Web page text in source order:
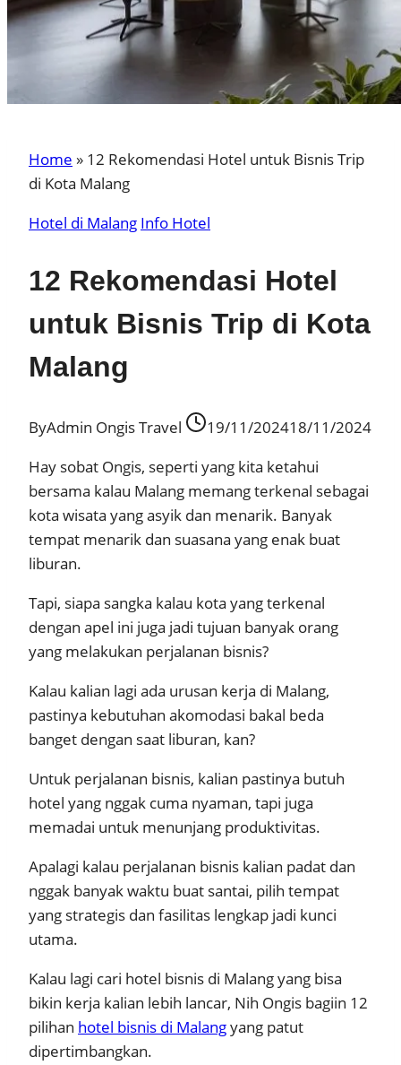
Home » 12 Rekomendasi Hotel untuk Bisnis Trip
di Kota Malang
Hotel di Malang Info Hotel
12 Rekomendasi Hotel
untuk Bisnis Trip di Kota
Malang
ByAdmin Ongis Travel 19/11/202418/11/2024
Hay sobat Ongis, seperti yang kita ketahui
bersama kalau Malang memang terkenal sebagai
kota wisata yang asyik dan menarik. Banyak
tempat menarik dan suasana yang enak buat
liburan.
Tapi, siapa sangka kalau kota yang terkenal
dengan apel ini juga jadi tujuan banyak orang
yang melakukan perjalanan bisnis?
Kalau kalian lagi ada urusan kerja di Malang,
pastinya kebutuhan akomodasi bakal beda
banget dengan saat liburan, kan?
Untuk perjalanan bisnis, kalian pastinya butuh
hotel yang nggak cuma nyaman, tapi juga
memadai untuk menunjang produktivitas.
Apalagi kalau perjalanan bisnis kalian padat dan
nggak banyak waktu buat santai, pilih tempat
yang strategis dan fasilitas lengkap jadi kunci
utama.
Kalau lagi cari hotel bisnis di Malang yang bisa
bikin kerja kalian lebih lancar, Nih Ongis bagiin 12
pilihan hotel bisnis di Malangyang patut
dipertimbangkan.